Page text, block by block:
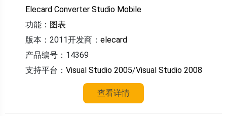
Elecard Converter Studio Mobile
功能： 图表
版本：2011开发商： elecard
产品编号：14369
支持平台： Visual Studio 2005/Visual Studio 2008
查看详情